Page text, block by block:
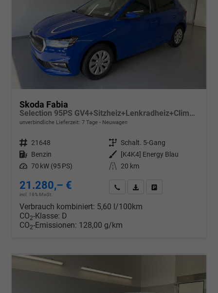
Skoda Fabia
Selection 95PS GV4+Sitzheiz+Lenkradheiz+Climatronic+Sunset+AppConnect+PDC
unverbindliche Lieferzeit: 7 Tage Neuwagen
Fahrzeugnr. 21648 Getriebe Schalt. 5-Gang
Kraftstoff Benzin Außenfarbe
[K4K4] Energy Blau
Leistung 70 kW (95 PS) Kilometerstand 20 km
21.280,– €
incl. 19% MwSt.
Wir rufen Sie anPDF-Datei, Fahrzeugexposé
Verbrauch kombiniert: 5,60 l/100km
CO2-Klasse: D
CO2-Emissionen: 128,00 g/km